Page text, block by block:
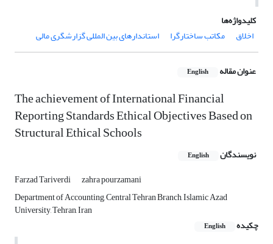
کلیدواژه‌ها
اخلاق
مکاتب ساختارگرا استاندارهای بین المللی گزارشگری مالی
عنوان مقاله English
The achievement of International Financial
Reporting Standards Ethical Objectives Based on
Structural Ethical Schools
نویسندگان English
Farzad Tariverdi
zahra pourzamani
Department of Accounting, Central Tehran Branch, Islamic Azad
University, Tehran, Iran
چکیده
English